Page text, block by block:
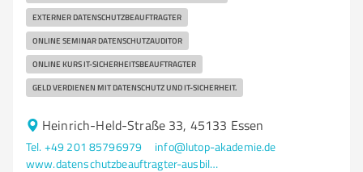
EXTERNER DATENSCHUTZBEAUFTRAGTER
ONLINE SEMINAR DATENSCHUTZAUDITOR
ONLINE KURS IT-SICHERHEITSBEAUFTRAGTER
GELD VERDIENEN MIT DATENSCHUTZ UND IT-SICHERHEIT.
Heinrich-Held-Straße 33, 45133 Essen
Tel. +49 201 85796979
info@lutop-akademie.de
www.datenschutzbeauftragter-ausbildung.com